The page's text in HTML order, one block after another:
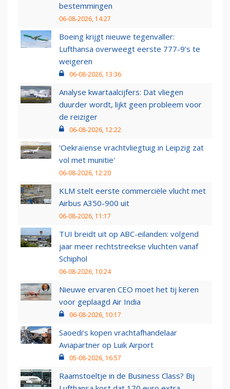
bestemmingen
06-08-2026, 14:27
Boeing krijgt nieuwe tegenvaller:
Lufthansa overweegt eerste 777-9’s te
weigeren
06-08-2026, 13:36
Analyse kwartaalcijfers: Dat vliegen
duurder wordt, lijkt geen probleem voor
de reiziger
06-08-2026, 12:22
'Oekraïense vrachtvliegtuig in Leipzig zat
vol met munitie'
06-08-2026, 12:20
KLM stelt eerste commerciële vlucht met
Airbus A350-900 uit
06-08-2026, 11:17
TUI breidt uit op ABC-eilanden: volgend
jaar meer rechtstreekse vluchten vanaf
Schiphol
06-08-2026, 10:24
Nieuwe ervaren CEO moet het tij keren
voor geplaagd Air India
06-08-2026, 10:17
Saoedi’s kopen vrachtafhandelaar
Aviapartner op Luik Airport
05-08-2026, 16:57
Raamstoeltje in de Business Class? Bij